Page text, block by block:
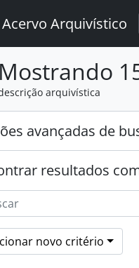
Arquivístico
Mostrando
arquivística
avançadas de
resultados
novo critério